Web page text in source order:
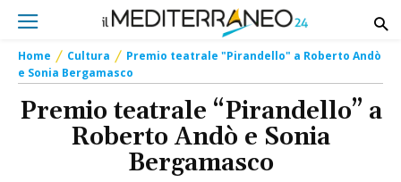
Home Cultura
Premio teatrale "Pirandello" a Roberto Andò
e Sonia Bergamasco
Premio teatrale “Pirandello” a
Roberto Andò e Sonia
Bergamasco